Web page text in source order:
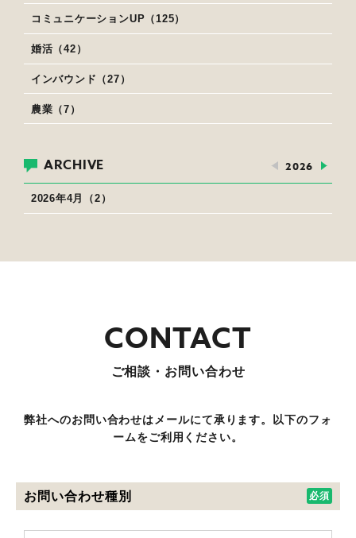
コミュニケーションUP（125）
婚活（42）
インバウンド（27）
農業（7）
ARCHIVE 2026
2026年4月（2）
ご相談・お問い合わせ
弊社へのお問い合わせはメールにて承ります。以下のフォ
ームをご利用ください。
お問い合わせ種別